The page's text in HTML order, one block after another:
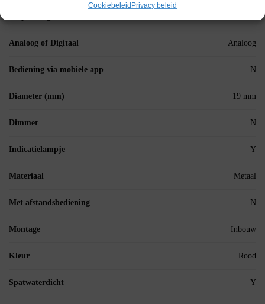
CookiebeleidPrivacy beleid
Analoog of Digitaal Analoog
Bediening via mobiele app N
Diameter (mm) 19 mm
Dimmer N
Indicatielampje Y
Materiaal Metaal
Met afstandsbediening N
Montage Inbouw
Kleur Rood
Spatwaterdicht Y